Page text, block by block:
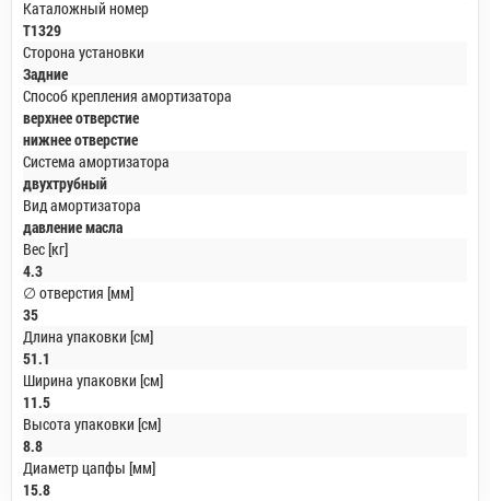
Каталожный номер
T1329
Сторона установки
Задние
Способ крепления амортизатора
верхнее отверстие
нижнее отверстие
Система амортизатора
двухтрубный
Вид амортизатора
давление масла
Вес [кг]
4.3
∅ отверстия [мм]
35
Длина упаковки [см]
51.1
Ширина упаковки [см]
11.5
Высота упаковки [см]
8.8
Диаметр цапфы [мм]
15.8